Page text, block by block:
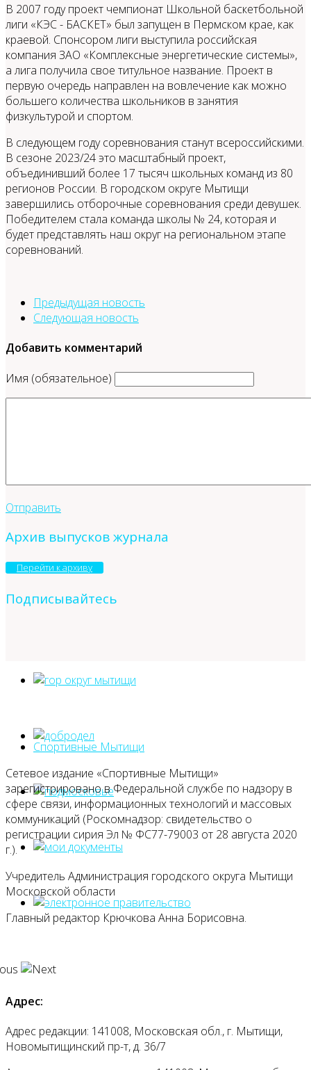
В 2007 году проект чемпионат Школьной баскетбольной
лиги «КЭС - БАСКЕТ» был запущен в Пермском крае, как
краевой. Спонсором лиги выступила российская
компания ЗАО «Комплексные энергетические системы»,
а лига получила свое титульное название. Проект в
первую очередь направлен на вовлечение как можно
большего количества школьников в занятия
физкультурой и спортом.
В следующем году соревнования станут всероссийскими.
В сезоне 2023/24 это масштабный проект,
объединивший более 17 тысяч школьных команд из 80
регионов России. В городском округе Мытищи
завершились отборочные соревнования среди девушек.
Победителем стала команда школы № 24, которая и
будет представлять наш округ на региональном этапе
соревнований.
Предыдущая новость
Следующая новость
Добавить комментарий
Имя (обязательное)
Отправить
Архив выпусков журнала
Перейти к архиву
Подписывайтесь
Спортивные Мытищи
Сетевое издание «Спортивные Мытищи»
зарегистрировано в Федеральной службе по надзору в
сфере связи, информационных технологий и массовых
коммуникаций (Роскомнадзор: свидетельство о
регистрации сирия Эл № ФС77-79003 от 28 августа 2020
г.).
Учредитель Администрация городского округа Мытищи
Московской области
Главный редактор Крючкова Анна Борисовна.
Адрес:
Адрес редакции: 141008, Московская обл., г. Мытищи,
Новомытищинский пр-т, д. 36/7